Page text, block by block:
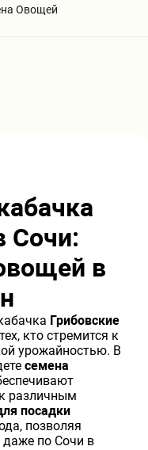
Овощей
Сочи:
в
Грибовские
кто стремится к
урожайностью. В
семена
различным
посадки
позволяя
даже по Сочи в